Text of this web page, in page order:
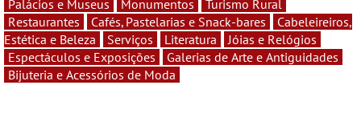
Palácios e Museus
Monumentos
Turismo Rural
Restaurantes
Cafés, Pastelarias e Snack-bares
Cabeleireiros,
Estética e Beleza
Serviços Literatura
Jóias e Relógios
Espectáculos e Exposições
Galerias de Arte e Antiguidades
Bijuteria e Acessórios de Moda